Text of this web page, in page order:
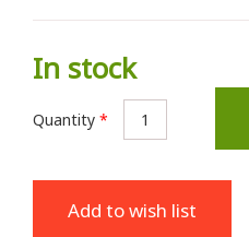
In stock
Quantity *
Add to wish list